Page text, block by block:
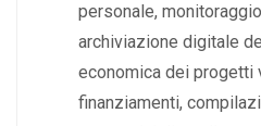
personale,
archiviazione digitale
economica dei progetti
finanziamenti,